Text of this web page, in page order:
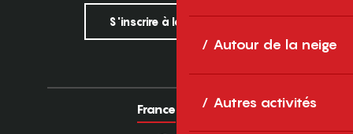
Autour de la neige
Autres activités
S'inscrire à la newsletter
France Europe